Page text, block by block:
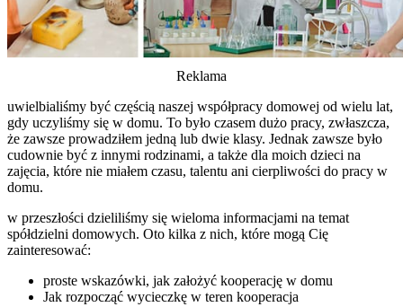
Reklama
uwielbialiśmy być częścią naszej współpracy domowej od wielu lat,
gdy uczyliśmy się w domu. To było czasem dużo pracy, zwłaszcza,
że zawsze prowadziłem jedną lub dwie klasy. Jednak zawsze było
cudownie być z innymi rodzinami, a także dla moich dzieci na
zajęcia, które nie miałem czasu, talentu ani cierpliwości do pracy w
domu.
w przeszłości dzieliliśmy się wieloma informacjami na temat
spółdzielni domowych. Oto kilka z nich, które mogą Cię
zainteresować:
proste wskazówki, jak założyć kooperację w domu
Jak rozpocząć wycieczkę w teren kooperacja